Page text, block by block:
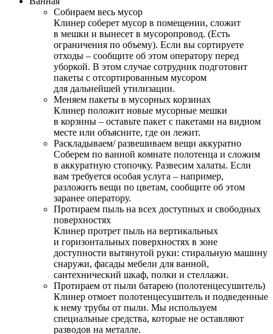
Собираем весь мусор
Клинер соберет мусор в помещении, сложит
в мешки и вынесет в мусоропровод. (Есть
ограничения по объему). Если вы сортируете
отходы – сообщите об этом оператору перед
уборкой. В этом случае сотрудник подготовит
пакеты с отсортированным мусором
для дальнейшей утилизации.
Меняем пакеты в мусорных корзинах
Клинер положит новые мусорные мешки
в корзины – оставьте пакет с пакетами на видном
месте или объясните, где он лежит.
Раскладываем/ развешиваем вещи аккуратно
Соберем по ванной комнате полотенца и сложим
в аккуратную стопочку. Развесим халаты. Если
вам требуется особая услуга – например,
разложить вещи по цветам, сообщите об этом
заранее оператору.
Протираем пыль на всех доступных и свободных
поверхностях
Клинер протрет пыль на вертикальных
и горизонтальных поверхностях в зоне
доступности вытянутой руки: стиральную машину
снаружи, фасады мебели для ванной,
сантехнический шкаф, полки и стеллажи.
Протираем от пыли батарею (полотенцесушитель)
Клинер отмоет полотенцесушитель и подведенные
к нему трубы от пыли. Мы используем
специальные средства, которые не оставляют
разводов на металле.